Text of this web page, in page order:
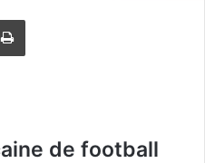
de football